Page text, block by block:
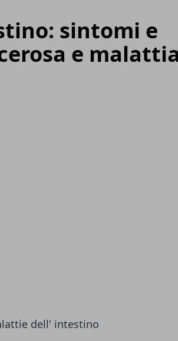
sintomi e
e malattia
dell' intestino